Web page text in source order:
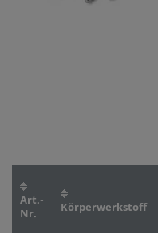
Art.-
Nr.
Körperwerkstoff